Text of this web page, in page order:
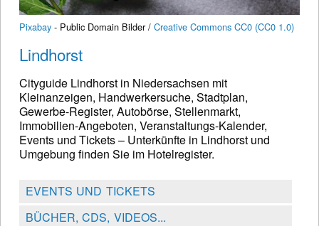
Pixabay - Public Domain Bilder / Creative Commons CC0 (CC0 1.0)
Lindhorst
Cityguide Lindhorst in Niedersachsen mit
Kleinanzeigen, Handwerkersuche, Stadtplan,
Gewerbe-Register, Autobörse, Stellenmarkt,
Immobilien-Angeboten, Veranstaltungs-Kalender,
Events und Tickets – Unterkünfte in Lindhorst und
Umgebung finden Sie im Hotelregister.
EVENTS UND TICKETS
BÜCHER, CDS, VIDEOS...